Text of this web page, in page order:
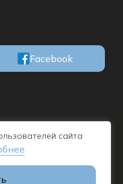
Facebook
сайта
220100, г. Минск, ул. М.
192732019 - дата